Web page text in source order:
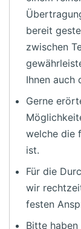
bereit
zwischen
Ihnen auch
Gerne
welche die
ist.
Für die
wir
festen
Bitte